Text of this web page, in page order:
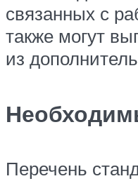
связанных с
также могут
из
Перечень